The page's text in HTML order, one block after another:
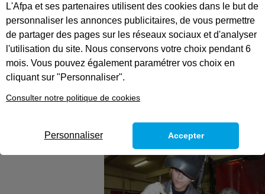
Journée Portes
Ouvertes CFA Afpa
Istres le jeudi 13
novembre 2025
L'Afpa et ses partenaires utilisent des cookies dans le but de
personnaliser les annonces publicitaires, de vous permettre
de partager des pages sur les réseaux sociaux et d'analyser
l'utilisation du site. Nous conservons votre choix pendant 6
mois. Vous pouvez également paramétrer vos choix en
cliquant sur "Personnaliser".
Consulter notre politique de cookies
Personnaliser Accepter